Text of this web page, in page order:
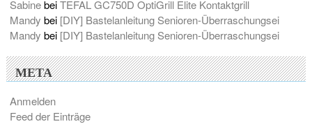
SabinebeiTEFAL GC750D OptiGrill Elite Kontaktgrill
Mandy bei [DIY] Bastelanleitung Senioren-Überraschungsei
Mandy bei [DIY] Bastelanleitung Senioren-Überraschungsei
META
Anmelden
Feed der Einträge